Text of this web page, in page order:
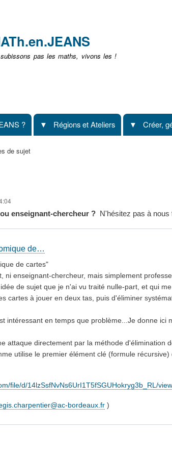
pas les maths, vivons les !
? Régions et Ateliers Créer,
de sujet
enseignant-chercheur ? N'hésitez pas à
de…
de cartes"
ni enseignant-chercheur, mais simplement
de sujet que je n'ai vu traité nulle-part, et qui
cartes à jouer en deux tas, puis d'éliminer
intéressant en temps que problème...Je donne
attaque directement par la méthode d'élimination
utilise le premier élément clé (formule
file/d/14lzSsfNvNs6UrI1T5fSGUHokryg3b_RL/
bordeaux.fr )